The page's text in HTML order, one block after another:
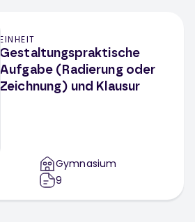
EINHEIT
Gestaltungspraktische
Aufgabe (Radierung oder
Zeichnung) und Klausur
Gymnasium
9